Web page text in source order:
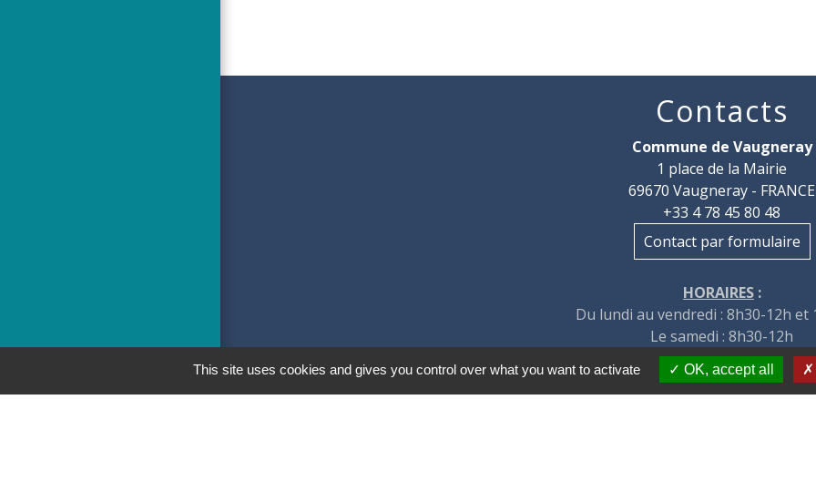
Contacts
Commune de Vaugneray
1 place de la Mairie
69670 Vaugneray - FRANCE
+33 4 78 45 80 48
Contact par formulaire
HORAIRES:
Du lundi au vendredi : 8h30-12h et
Le samedi : 8h30-12h
This site uses cookies and gives you control over what you want to activate OK, accept all